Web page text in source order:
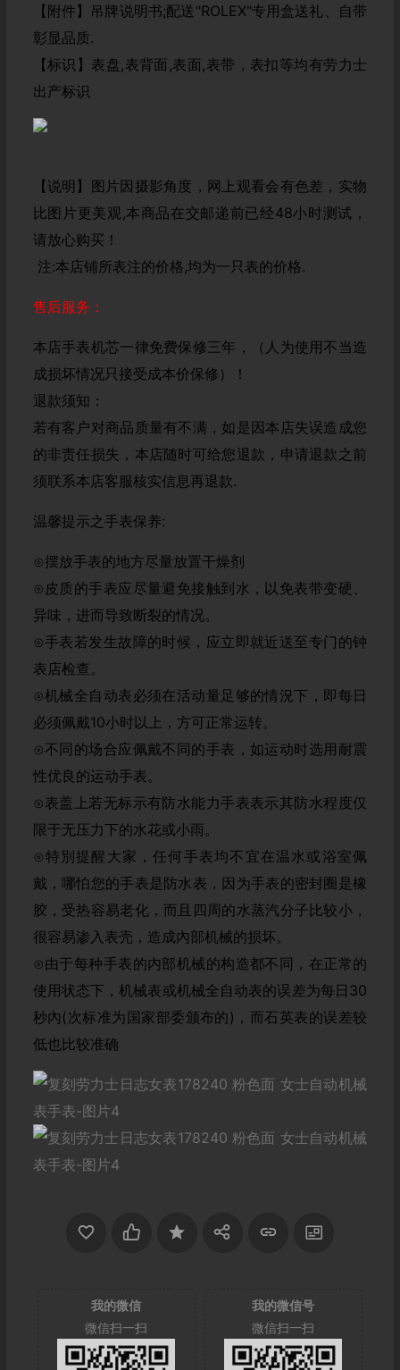
【附件】吊牌说明书;配送"ROLEX"专用盒送礼、自带
彰显品质.
【标识】表盘,表背面,表面,表带，表扣等均有劳力士
出产标识
【说明】图片因摄影角度，网上观看会有色差，实物
比图片更美观,本商品在交邮递前已经48小时测试，
请放心购买！
注:本店铺所表注的价格,均为一只表的价格.
售后服务：
本店手表机芯一律免费保修三年，（人为使用不当造
成损坏情况只接受成本价保修）！
退款须知：
若有客户对商品质量有不满，如是因本店失误造成您
的非责任损失，本店随时可给您退款，申请退款之前
须联系本店客服核实信息再退款.
温馨提示之手表保养:
⊙摆放手表的地方尽量放置干燥剂
⊙皮质的手表应尽量避免接触到水，以免表带变硬、
异味，进而导致断裂的情况。
⊙手表若发生故障的时候，应立即就近送至专门的钟
表店检查。
⊙机械全自动表必须在活动量足够的情況下，即每日
必须佩戴10小时以上，方可正常运转。
⊙不同的场合应佩戴不同的手表，如运动时选用耐震
性优良的运动手表。
⊙表盖上若无标示有防水能力手表表示其防水程度仅
限于无压力下的水花或小雨。
⊙特別提醒大家，任何手表均不宜在温水或浴室佩
戴，哪怕您的手表是防水表，因为手表的密封圈是橡
胶，受热容易老化，而且四周的水蒸汽分子比较小，
很容易渗入表壳，造成內部机械的损坏。
⊙由于每种手表的内部机械的构造都不同，在正常的
使用状态下，机械表或机械全自动表的误差为每日30
秒內(次标准为国家部委颁布的)，而石英表的误差较
低也比较准确
我的微信
微信扫一扫
我的微信号
微信扫一扫